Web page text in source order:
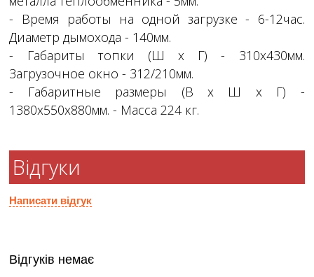
- Время работы на одной загрузке - 6-12час.
Диаметр дымохода - 140мм.
- Габариты топки (Ш x Г) - 310х430мм.
Загрузочное окно - 312/210мм.
- Габаритные размеры (В x Ш x Г) -
1380х550х880мм. - Масса 224 кг.
Відгуки
Написати відгук
Відгуків немає